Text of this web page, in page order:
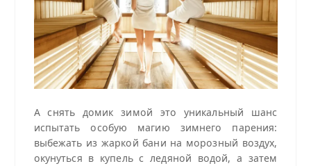
А снять домик зимой это уникальный шанс
испытать особую магию зимнего парения:
выбежать из жаркой бани на морозный воздух,
окунуться в купель с ледяной водой, а затем